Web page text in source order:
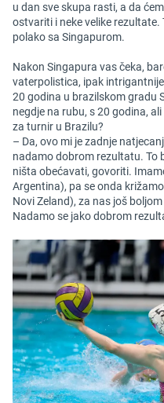
u dan sve skupa rasti, a da
ostvariti i neke velike rezultate.
polako sa Singapurom.
Nakon Singapura vas čeka,
vaterpolistica, ipak
20 godina u brazilskom gradu
negdje na rubu, s 20 godina,
za turnir u Brazilu?
– Da, ovo mi je zadnje
nadamo dobrom rezultatu. To
ništa obećavati, govoriti.
Argentina), pa se onda
Novi Zeland), za nas još
Nadamo se jako dobrom